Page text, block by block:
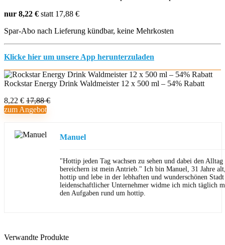
nur 8,22 € statt 17,88 €
Spar-Abo nach Lieferung kündbar, keine Mehrkosten
Klicke hier um unsere App herunterzuladen
Rockstar Energy Drink Waldmeister 12 x 500 ml – 54% Rabatt
8,22 € 17,88 €
zum Angebot
Manuel
"Hottip jeden Tag wachsen zu sehen und dabei den
bereichern ist mein Antrieb." Ich bin Manuel, 31 Jahre
hottip und lebe in der lebhaften und wunderschönen
leidenschaftlicher Unternehmer widme ich mich täglich
den Aufgaben rund um hottip.
Verwandte Produkte